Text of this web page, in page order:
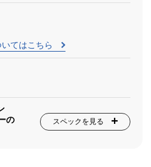
てはこちら
の
スペックを見る